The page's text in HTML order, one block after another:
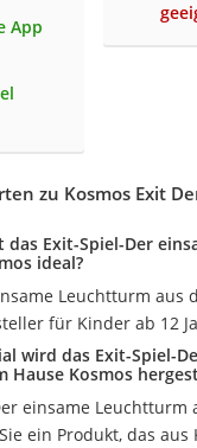
App
zu Kosmos Exit
das Exit-Spiel-Der
ideal?
Leuchtturm aus
für Kinder ab 12
wird das Exit-Spiel-
Hause Kosmos
einsame Leuchtturm
ein Produkt, das